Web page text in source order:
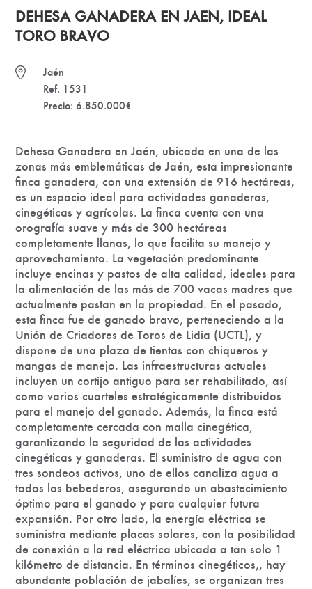
DEHESA GANADERA EN JAEN, IDEAL
TORO BRAVO
Jaén
Ref. 1531
Precio: 6.850.000€
Dehesa Ganadera en Jaén, ubicada en una de las
zonas más emblemáticas de Jaén, esta impresionante
finca ganadera, con una extensión de 916 hectáreas,
es un espacio ideal para actividades ganaderas,
cinegéticas y agrícolas. La finca cuenta con una
orografía suave y más de 300 hectáreas
completamente llanas, lo que facilita su manejo y
aprovechamiento. La vegetación predominante
incluye encinas y pastos de alta calidad, ideales para
la alimentación de las más de 700 vacas madres que
actualmente pastan en la propiedad. En el pasado,
esta finca fue de ganado bravo, perteneciendo a la
Unión de Criadores de Toros de Lidia (UCTL), y
dispone de una plaza de tientas con chiqueros y
mangas de manejo. Las infraestructuras actuales
incluyen un cortijo antiguo para ser rehabilitado, así
como varios cuarteles estratégicamente distribuidos
para el manejo del ganado. Además, la finca está
completamente cercada con malla cinegética,
garantizando la seguridad de las actividades
cinegéticas y ganaderas. El suministro de agua con
tres sondeos activos, uno de ellos canaliza agua a
todos los bebederos, asegurando un abastecimiento
óptimo para el ganado y para cualquier futura
expansión. Por otro lado, la energía eléctrica se
suministra mediante placas solares, con la posibilidad
de conexión a la red eléctrica ubicada a tan solo 1
kilómetro de distancia. En términos cinegéticos,, hay
abundante población de jabalíes, se organizan tres